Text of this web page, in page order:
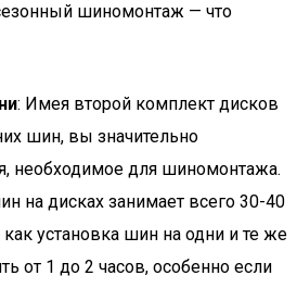
шиномонтаж — что
: Имея второй комплект дисков
шин, вы значительно
необходимое для шиномонтажа.
на дисках занимает всего 30-40
установка шин на одни и те же
от 1 до 2 часов, особенно если